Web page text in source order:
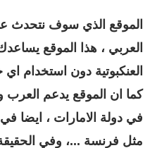
العربي ، هذا الموقع
العنكبوتية دون استخدام
كما ان الموقع يدعم العرب
في دولة الامارات ، ايضا في
مثل فرنسة ...، وفي